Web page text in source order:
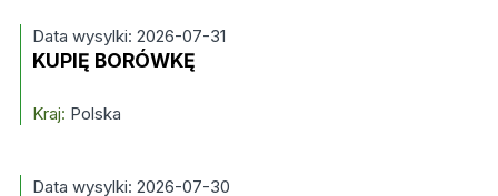
Data wysylki: 2026-07-31
KUPIĘ BORÓWKĘ
Kraj: Polska
Data wysylki: 2026-07-30